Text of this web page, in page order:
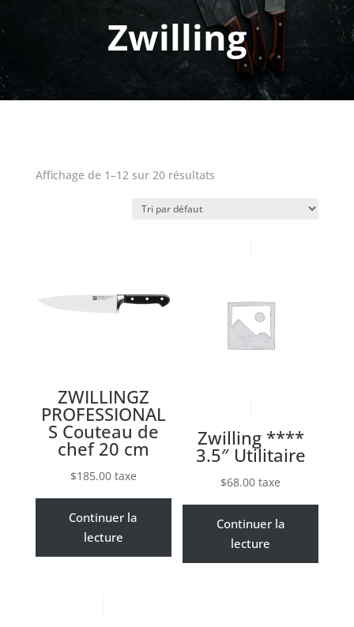
Zwilling
Affichage de 1–12 sur 20 résultats
ZWILLINGZ
PROFESSIONAL
S Couteau de
chef 20 cm
$185.00 taxe
Continuer la
lecture
Zwilling ****
3.5″ Utilitaire
$68.00 taxe
Continuer la
lecture